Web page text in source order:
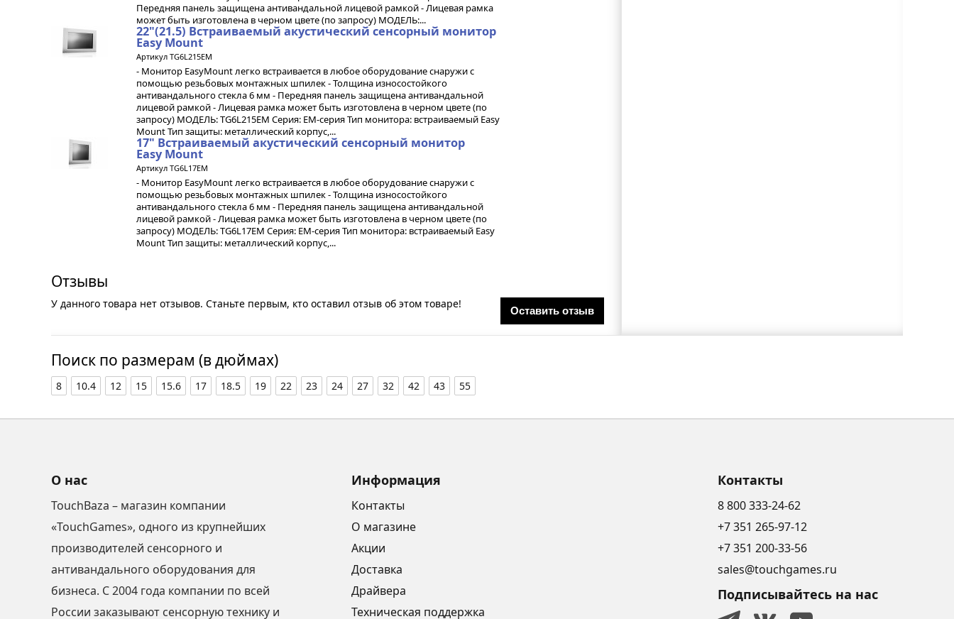
Передняя панель защищена антивандальной лицевой рамкой - Лицевая рамка
может быть изготовлена в черном цвете (по запросу) МОДЕЛЬ:...
22"(21.5) Встраиваемый акустический сенсорный монитор
Easy Mount
Артикул TG6L215EM
- Монитор EasyMount легко встраивается в любое оборудование снаружи с
помощью резьбовых монтажных шпилек - Толщина износостойкого
антивандального стекла 6 мм - Передняя панель защищена антивандальной
лицевой рамкой - Лицевая рамка может быть изготовлена в черном цвете (по
запросу) МОДЕЛЬ: TG6L215EM Серия: EM-серия Тип монитора: встраиваемый Easy
Mount Тип защиты: металлический корпус,...
17" Встраиваемый акустический сенсорный монитор
Easy Mount
Артикул TG6L17EM
- Монитор EasyMount легко встраивается в любое оборудование снаружи с
помощью резьбовых монтажных шпилек - Толщина износостойкого
антивандального стекла 6 мм - Передняя панель защищена антивандальной
лицевой рамкой - Лицевая рамка может быть изготовлена в черном цвете (по
запросу) МОДЕЛЬ: TG6L17EM Серия: EM-серия Тип монитора: встраиваемый Easy
Mount Тип защиты: металлический корпус,...
Отзывы
Оставить отзыв
У данного товара нет отзывов. Станьте первым, кто оставил отзыв об этом товаре!
Поиск по размерам (в дюймах)
8 10.4 12 15 15.6 17 18.5 19 22 23 24 27 32 42 43 55
О нас
TouchBaza – магазин компании
«TouchGames», одного из крупнейших
производителей сенсорного и
антивандального оборудования для
бизнеса. С 2004 года компании по всей
России заказывают сенсорную технику и
Информация
Контакты
О магазине
Акции
Доставка
Драйвера
Техническая поддержка
Контакты
8 800 333-24-62
+7 351 265-97-12
+7 351 200-33-56
sales@touchgames.ru
Подписывайтесь на нас